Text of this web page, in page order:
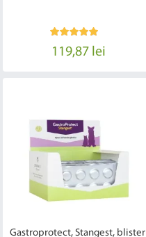
119,87 lei
Gastroprotect, Stangest, blister